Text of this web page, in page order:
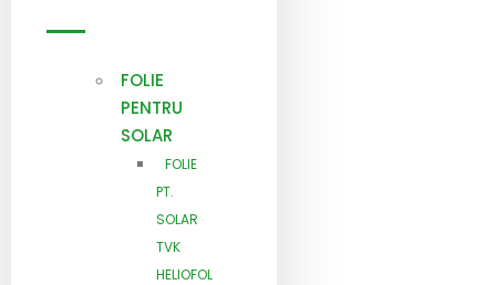
FOLIE
PENTRU
SOLAR
FOLIE
PT.
SOLAR
TVK
HELIOFOL